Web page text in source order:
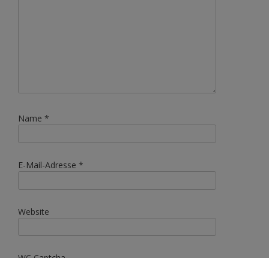
Name *
E-Mail-Adresse *
Website